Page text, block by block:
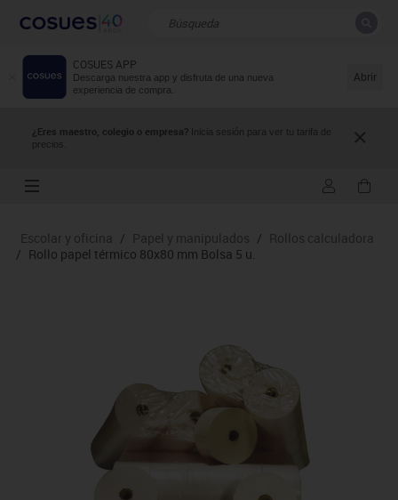
COSUES APP
Descarga nuestra app y disfruta de una nueva
experiencia de compra.
Abrir
¿Eres maestro, colegio o empresa? Inicia sesión para ver tu tarifa de
precios.
Resultados de la búsqueda
Escolar y oficina / Papel y manipulados / Rollos calculadora
/ Rollo papel térmico 80x80 mm Bolsa 5 u.